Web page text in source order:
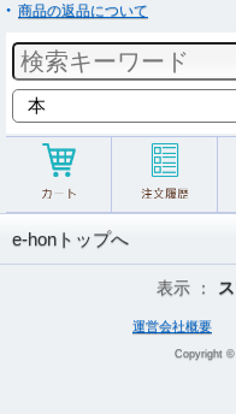
商品の返品について
e-honトップへ
表示 ：
運営会社概要
Copyright ©